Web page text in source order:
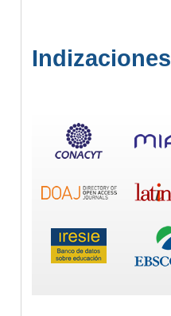
Indizaciones